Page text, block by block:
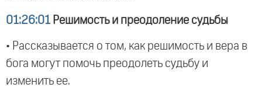
01:26:01 Решимость и преодоление судьбы
• Рассказывается о том, как решимость и вера в
бога могут помочь преодолеть судьбу и
изменить ее.